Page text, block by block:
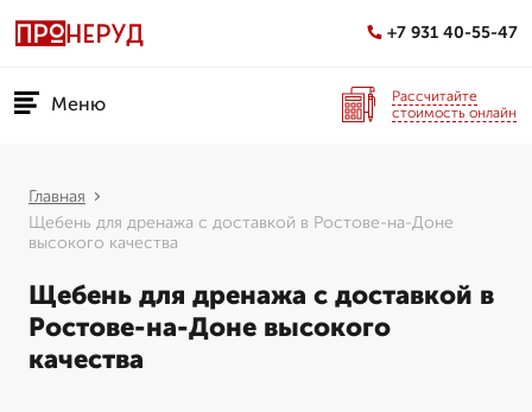
+7 931 40-55-47
Меню
Рассчитайте
стоимость онлайн
Главная
Щебень для дренажа с доставкой в Ростове-на-Доне
высокого качества
Щебень для дренажа с доставкой в
Ростове-на-Доне высокого
качества